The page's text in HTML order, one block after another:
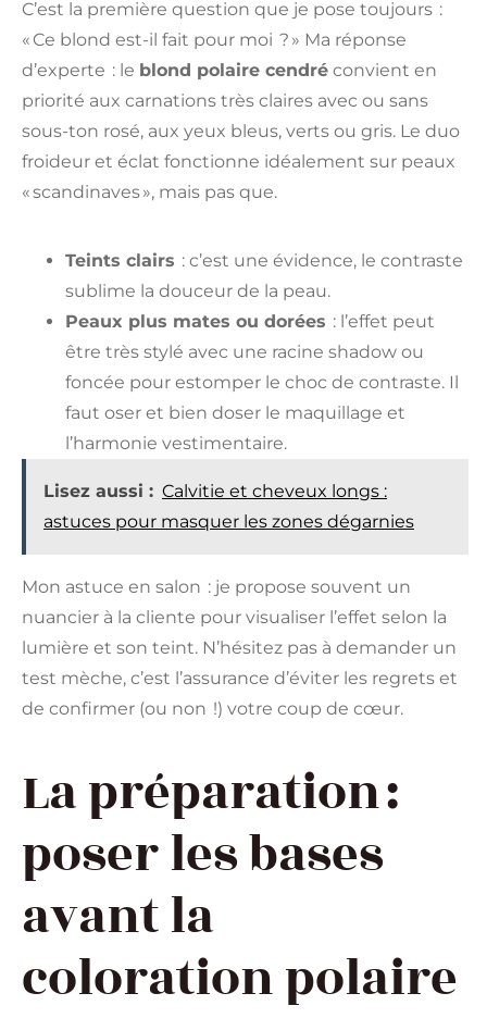
C’est la première question que je pose toujours :
« Ce blond est-il fait pour moi ? » Ma réponse
d’experte : le blond polaire cendré convient en
priorité aux carnations très claires avec ou sans
sous-ton rosé, aux yeux bleus, verts ou gris. Le duo
froideur et éclat fonctionne idéalement sur peaux
« scandinaves », mais pas que.
Teints clairs : c’est une évidence, le contraste
sublime la douceur de la peau.
Peaux plus mates ou dorées : l’effet peut
être très stylé avec une racine shadow ou
foncée pour estomper le choc de contraste. Il
faut oser et bien doser le maquillage et
l’harmonie vestimentaire.
Lisez aussi : Calvitie et cheveux longs :
astuces pour masquer les zones dégarnies
Mon astuce en salon : je propose souvent un
nuancier à la cliente pour visualiser l’effet selon la
lumière et son teint. N’hésitez pas à demander un
test mèche, c’est l’assurance d’éviter les regrets et
de confirmer (ou non !) votre coup de cœur.
La préparation :
poser les bases
avant la
coloration polaire